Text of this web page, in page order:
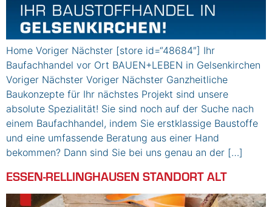
Home Voriger Nächster [store id=“48684″] Ihr
Baufachhandel vor Ort BAUEN+LEBEN in Gelsenkirchen
Voriger Nächster Voriger Nächster Ganzheitliche
Baukonzepte für Ihr nächstes Projekt sind unsere
absolute Spezialität! Sie sind noch auf der Suche nach
einem Baufachhandel, indem Sie erstklassige Baustoffe
und eine umfassende Beratung aus einer Hand
bekommen? Dann sind Sie bei uns genau an der […]
ESSEN-RELLINGHAUSEN STANDORT ALT